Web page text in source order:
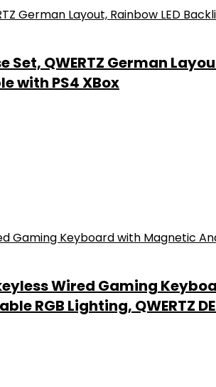
QWERTZ German
with PS4 XBox
Wired Gaming
RGB Lighting, QWERTZ